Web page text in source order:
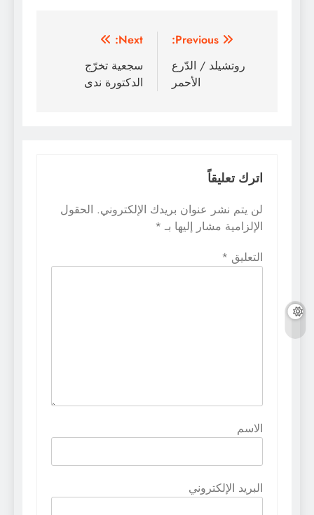
تصفّح
المقالات
Previous:
روتشيلد / الدّرع
الأحمر
Next:
سجعية تخرّج
الدكتورة ندى
اترك تعليقاً
لن يتم نشر عنوان بريدك الإلكتروني. الحقول
الإلزامية مشار إليها بـ *
التعليق *
الاسم
البريد الإلكتروني